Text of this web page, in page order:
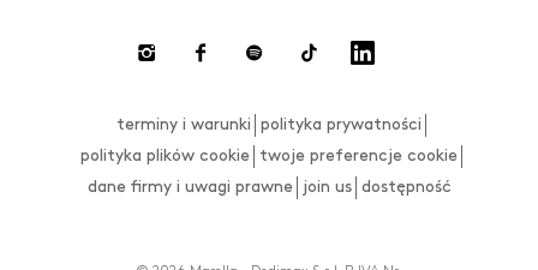
Płatności
Tabela rozmiarów
terminy i warunki
polityka prywatności
polityka plików cookie
twoje preferencje cookie
dane firmy i uwagi prawne
join us dostępność